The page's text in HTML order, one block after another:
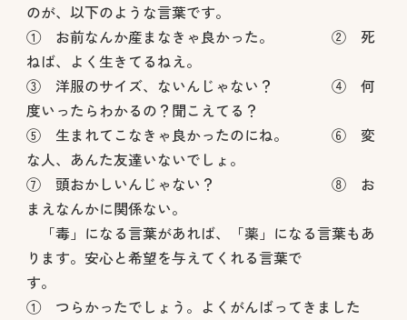
のが、以下のような言葉です。
① お前なんか産まなきゃ良かった。 ② 死
ねば、よく生きてるねえ。
③ 洋服のサイズ、ないんじゃない？ ④ 何
度いったらわかるの？聞こえてる？
⑤ 生まれてこなきゃ良かったのにね。 ⑥ 変
な人、あんた友達いないでしょ。
⑦ 頭おかしいんじゃない？ ⑧ お
まえなんかに関係ない。
「毒」になる言葉があれば、「薬」になる言葉もあ
ります。安心と希望を与えてくれる言葉で
す
① つらかったでしょう。よくがんばってきました